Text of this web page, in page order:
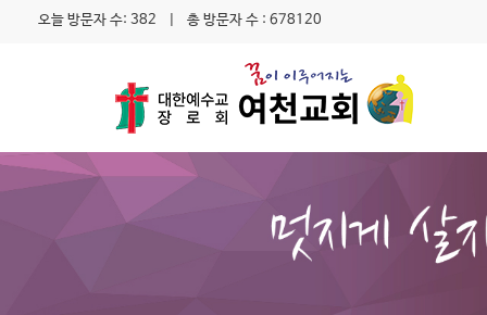
오늘 방문자 수: 382 | 총 방문자 수 : 678120